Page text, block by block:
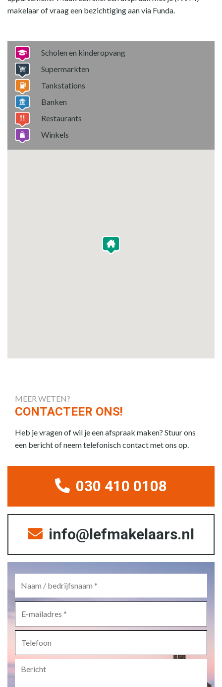
makelaar of vraag een bezichtiging aan via Funda.
Scholen en kinderopvang
Supermarkten
Tankstations
Banken
Restaurants
Winkels
MEER WETEN?
CONTACTEER ONS!
Heb je vragen of wil je een afspraak maken? Stuur ons
een bericht of neem telefonisch contact met ons op.
030 410 0108
info@lefmakelaars.nl
mailadres *